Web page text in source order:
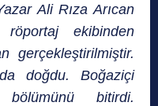
Ali Rıza Arıcan
ekibinden
gerçekleştirilmiştir.
doğdu. Boğaziçi
bölümünü bitirdi.